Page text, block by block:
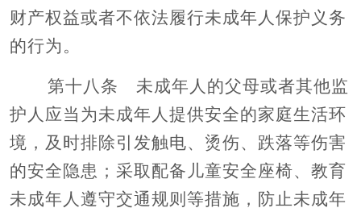
财产权益或者不依法履行未成年人保护义务
的行为。
第十八条 未成年人的父母或者其他监
护人应当为未成年人提供安全的家庭生活环
境，及时排除引发触电、烫伤、跌落等伤害
的安全隐患；采取配备儿童安全座椅、教育
未成年人遵守交通规则等措施，防止未成年